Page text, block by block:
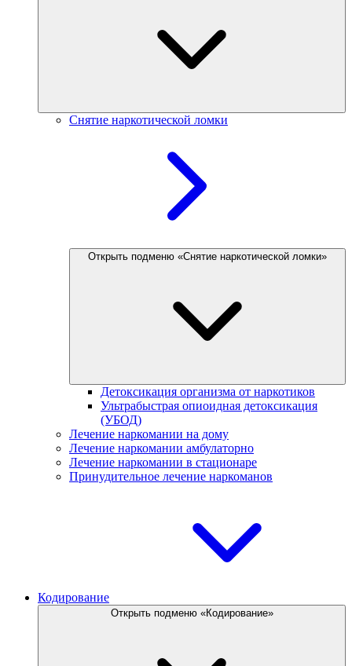
Снятие наркотической ломки
Открыть подменю «Снятие наркотической ломки»
Детоксикация организма от наркотиков
Ультрабыстрая опиоидная детоксикация
(УБОД)
Лечение наркомании на дому
Лечение наркомании амбулаторно
Лечение наркомании в стационаре
Принудительное лечение наркоманов
Кодирование
Открыть подменю «Кодирование»